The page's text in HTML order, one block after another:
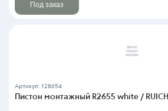
Под заказ
Артикул: 128654
Пистон монтажный R2655 white / RUICHI